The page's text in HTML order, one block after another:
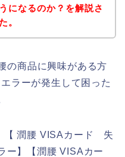
になるのか？を解説さ
。
の商品に興味がある方
ラーが発生して困った
【 潤腰 VISAカード 失
】【潤腰 VISAカー